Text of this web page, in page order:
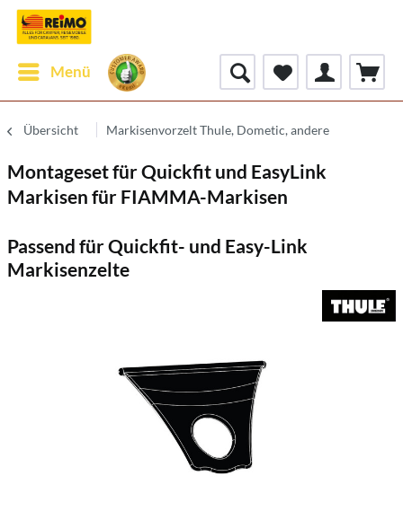
Menü
Übersicht Markisenvorzelt Thule, Dometic, andere
Montageset für Quickfit und EasyLink
Markisen für FIAMMA-Markisen
Passend für Quickfit- und Easy-Link
Markisenzelte